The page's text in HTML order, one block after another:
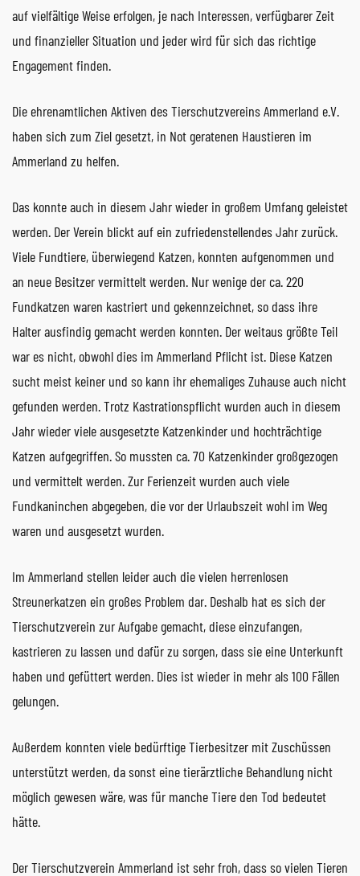
auf vielfältige Weise erfolgen, je nach Interessen, verfügbarer Zeit
und finanzieller Situation und jeder wird für sich das richtige
Engagement finden.
Die ehrenamtlichen Aktiven des Tierschutzvereins Ammerland e.V.
haben sich zum Ziel gesetzt, in Not geratenen Haustieren im
Ammerland zu helfen.
Das konnte auch in diesem Jahr wieder in großem Umfang geleistet
werden. Der Verein blickt auf ein zufriedenstellendes Jahr zurück.
Viele Fundtiere, überwiegend Katzen, konnten aufgenommen und
an neue Besitzer vermittelt werden. Nur wenige der ca. 220
Fundkatzen waren kastriert und gekennzeichnet, so dass ihre
Halter ausfindig gemacht werden konnten. Der weitaus größte Teil
war es nicht, obwohl dies im Ammerland Pflicht ist. Diese Katzen
sucht meist keiner und so kann ihr ehemaliges Zuhause auch nicht
gefunden werden. Trotz Kastrationspflicht wurden auch in diesem
Jahr wieder viele ausgesetzte Katzenkinder und hochträchtige
Katzen aufgegriffen. So mussten ca. 70 Katzenkinder großgezogen
und vermittelt werden. Zur Ferienzeit wurden auch viele
Fundkaninchen abgegeben, die vor der Urlaubszeit wohl im Weg
waren und ausgesetzt wurden.
Im Ammerland stellen leider auch die vielen herrenlosen
Streunerkatzen ein großes Problem dar. Deshalb hat es sich der
Tierschutzverein zur Aufgabe gemacht, diese einzufangen,
kastrieren zu lassen und dafür zu sorgen, dass sie eine Unterkunft
haben und gefüttert werden. Dies ist wieder in mehr als 100 Fällen
gelungen.
Außerdem konnten viele bedürftige Tierbesitzer mit Zuschüssen
unterstützt werden, da sonst eine tierärztliche Behandlung nicht
möglich gewesen wäre, was für manche Tiere den Tod bedeutet
hätte.
Der Tierschutzverein Ammerland ist sehr froh, dass so vielen Tieren